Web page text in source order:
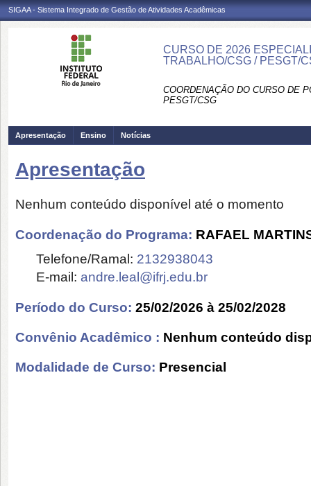
SIGAA - Sistema Integrado de Gestão de Atividades Acadêmicas
CURSO DE 2026
TRABALHO/CSG / PESGT/
COORDENAÇÃO DO CURSO DE
PESGT/CSG
Apresentação Ensino Notícias
Apresentação
Nenhum conteúdo disponível até o momento
Coordenação do Programa: RAFAEL
Telefone/Ramal: 2132938043
E-mail: andre.leal@ifrj.edu.br
Período do Curso: 25/02/2026 à 25/02/2028
Convênio Acadêmico : Nenhum conteúdo
Modalidade de Curso: Presencial